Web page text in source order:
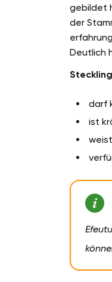
gebildet
der
Deutlich
darf
ist